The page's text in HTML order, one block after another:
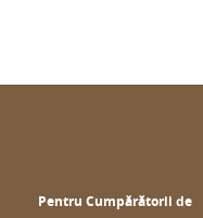
Pentru Cumpărătorii de